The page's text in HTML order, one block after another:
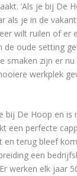
‘Als je bij
als je in de
wilt ruilen of
de oude setting
smaken zijn er
werkplek
De Hoop en is
een perfecte
terug bleef
een
werken elk jaar